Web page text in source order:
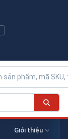
Giới thiệu